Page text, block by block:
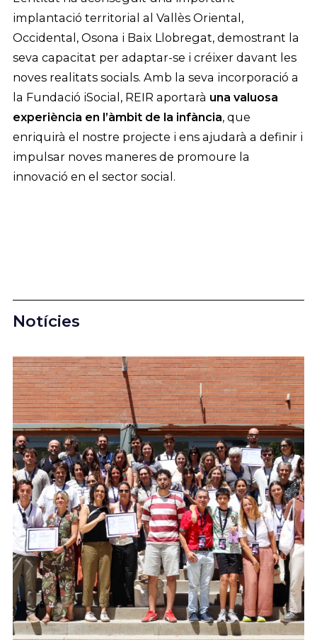
implantació territorial al Vallès Oriental,
Occidental, Osona i Baix Llobregat, demostrant la
seva capacitat per adaptar-se i créixer davant les
noves realitats socials. Amb la seva incorporació a
la Fundació iSocial, REIR aportarà una valuosa
experiència en l’àmbit de la infància, que
enriquirà el nostre projecte i ens ajudarà a definir i
impulsar noves maneres de promoure la
innovació en el sector social.